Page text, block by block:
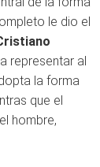
le dio el
representar al
la forma
que el
hombre,